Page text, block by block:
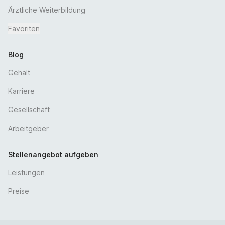
Kompetenz, ein hohes persönliches Engagement und
Du hast Einfühlungsvermögen und Freude an einer
Berufsgruppen und Fachgebieten
Gleichzeitig arbeitest du sehr gerne im Team und
Eine umsichtige, motivierende und selbstständige
Arbeitsweise rundet dein Profil ab
Ärztliche Weiterbildung
Favoriten
Blog
Gehalt
Karriere
Gesellschaft
Arbeitgeber
Stellenangebot aufgeben
Leistungen
Preise